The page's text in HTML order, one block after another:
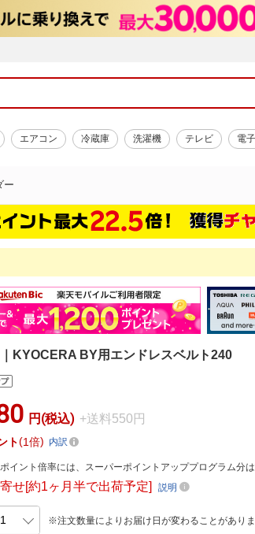
エアコン 冷蔵庫 洗濯機 テレビ 電
ー
KYOCERA BY用エンドレスベルト240
円(税込) +送料550円
ト 1倍 内訳
イント倍率には、スーパーポイントアッププログラム分
せ[約1ヶ月半で出荷予定]説明
※注文数量によりお届け日が変わることがあり